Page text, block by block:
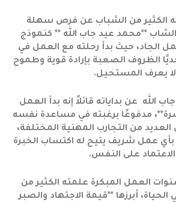
الكثير من الشباب عن فرص سهلة
الشاب **محمد عيد جاب الله ** كنموذج
الجاد، حيث بدأ رحلته مع العمل في
الظروف الصعبة بإرادة قوية وطموح
لا يعرف المستحيل.
الله عن بداياته قائلاً إنه بدأ العمل
مدفوعًا برغبته في مساعدة نفسه
من التجارب المهنية المختلفة،
بأي عمل شريف يتيح له اكتساب الخبرة
على النفس.
العمل المبكرة علمته الكثير من
أبرزها **قيمة الاجتهاد والصبر